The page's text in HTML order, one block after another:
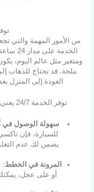
من الأمور المهمة والتي
ومتغير مثل عالم اليوم،
ملحة. قد تحتاج للذهاب
العودة إلى المنزل
توفر الخدمة 24/7 يعني:
سهولة الوصول في
للسيارة، فإن
يضمن لك عدم
المرونة في الخطط:
أو على عجل،